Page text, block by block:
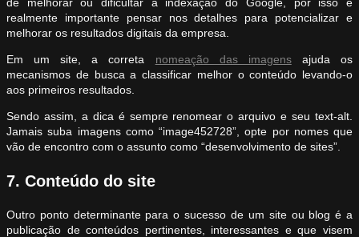
realmente importante pensar nos detalhes para potencializar e
melhorar os resultados digitais da empresa.
Em um site, a correta nomeação das imagensajuda os
mecanismos de busca a classificar melhor o conteúdo levando-o
aos primeiros resultados.
Sendo assim, a dica é sempre renomear o arquivo e seu text-alt.
Jamais suba imagens como “image452728”, opte por nomes que
vão de encontro com o assunto como “desenvolvimento de sites”.
7. Conteúdo do site
Outro ponto determinante para o sucesso de um site ou blog é a
publicação de conteúdos pertinentes, interessantes e que visem